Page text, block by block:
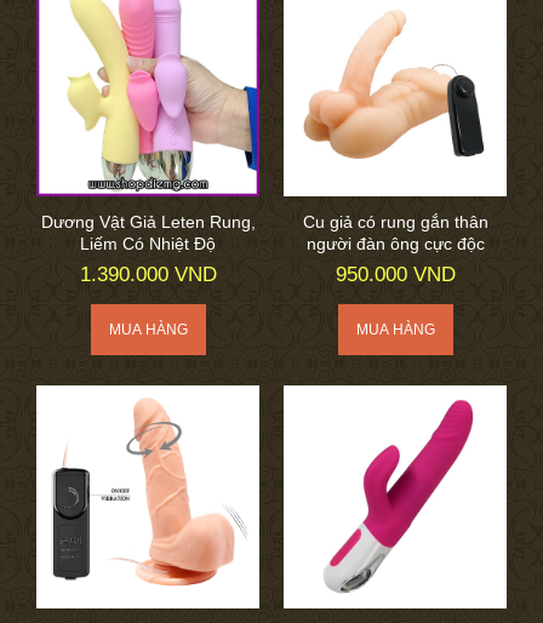
Dương Vật Giả Leten Rung,
Liếm Có Nhiệt Độ
1.390.000 VND
Cu giả có rung gắn thân
người đàn ông cực độc
950.000 VND